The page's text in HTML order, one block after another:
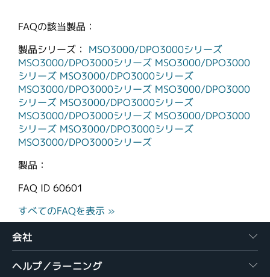
FAQの該当製品：
製品シリーズ： MSO3000/DPO3000シリーズ
MSO3000/DPO3000シリーズ MSO3000/DPO3000
シリーズ MSO3000/DPO3000シリーズ
MSO3000/DPO3000シリーズ MSO3000/DPO3000
シリーズ MSO3000/DPO3000シリーズ
MSO3000/DPO3000シリーズ MSO3000/DPO3000
シリーズ MSO3000/DPO3000シリーズ
MSO3000/DPO3000シリーズ
製品：
FAQ ID 60601
すべてのFAQを表示 »
会社
ヘルプ／ラーニング